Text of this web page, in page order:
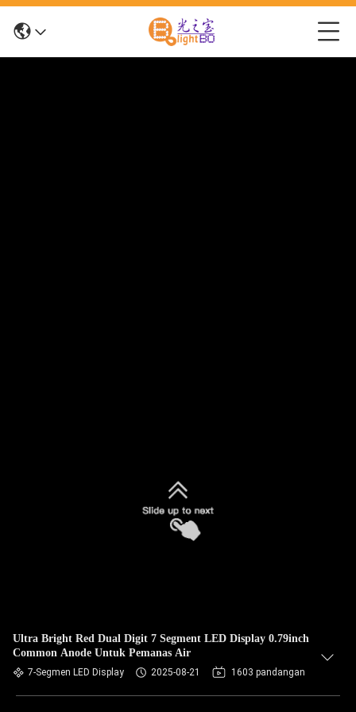
Ultra Bright Red Dual Digit 7 Segment LED Display 0.79inch
Common Anode Untuk Pemanas Air
7-Segmen LED Display 2025-08-21 1603 pandangan